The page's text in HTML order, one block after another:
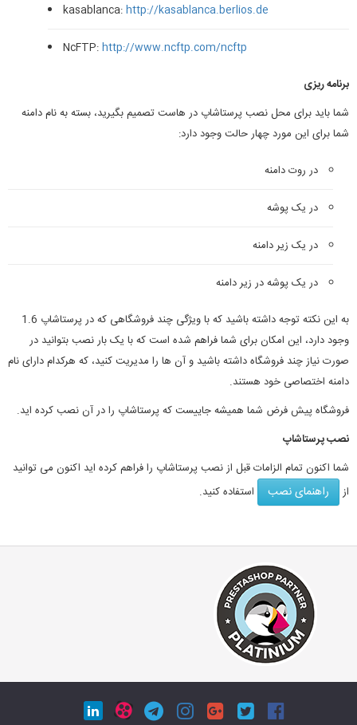
kasablanca:http://kasablanca.berlios.de
NcFTP:http://www.ncftp.com/ncftp
برنامه ریزی
شما باید برای محل نصب پرستاشاپ در هاست تصمیم بگیرید، بسته به نام دامنه
شما برای این مورد چهار حالت وجود دارد:
در روت دامنه
در یک پوشه
در یک زیر دامنه
در یک پوشه در زیر دامنه
به این نکته توجه داشته باشید که با ویژگی چند فروشگاهی که در پرستاشاپ 1.6
وجود دارد، این امکان برای شما فراهم شده است که با یک بار نصب بتوانید در
صورت نیاز چند فروشگاه داشته باشید و آن ها را مدیریت کنید، که هرکدام دارای نام
دامنه اختصاصی خود هستند.
فروشگاه پیش فرض شما همیشه جاییست که پرستاشاپ را در آن نصب کرده اید.
نصب پرستاشاپ
شما اکنون تمام الزامات قبل از نصب پرستاشاپ را فراهم کرده اید اکنون می توانید
از
راهنمای نصب استفاده کنید.